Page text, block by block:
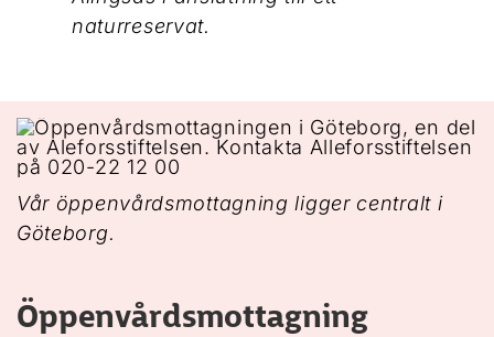
naturreservat.
Vår öppenvårdsmottagning ligger centralt i
Göteborg.
Öppenvårdsmottagning